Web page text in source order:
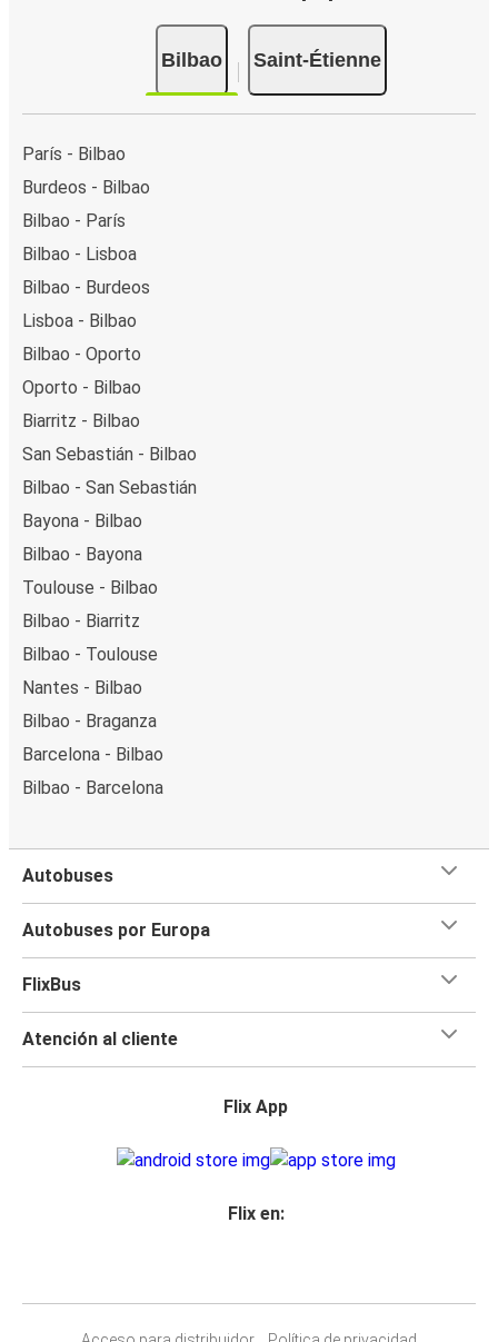
Bilbao Saint-Étienne
París - Bilbao
Burdeos - Bilbao
Bilbao - París
Bilbao - Lisboa
Bilbao - Burdeos
Lisboa - Bilbao
Bilbao - Oporto
Oporto - Bilbao
Biarritz - Bilbao
San Sebastián - Bilbao
Bilbao - San Sebastián
Bayona - Bilbao
Bilbao - Bayona
Toulouse - Bilbao
Bilbao - Biarritz
Bilbao - Toulouse
Nantes - Bilbao
Bilbao - Braganza
Barcelona - Bilbao
Bilbao - Barcelona
Autobuses
Autobuses por Europa
FlixBus
Atención al cliente
Flix App
Flix en: